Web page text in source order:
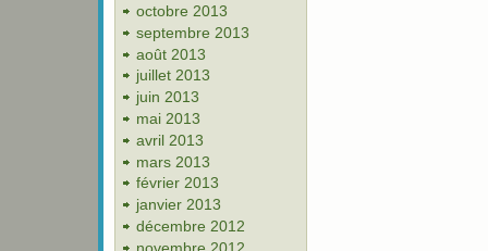
octobre 2013
septembre 2013
août 2013
juillet 2013
juin 2013
mai 2013
avril 2013
mars 2013
février 2013
janvier 2013
décembre 2012
novembre 2012